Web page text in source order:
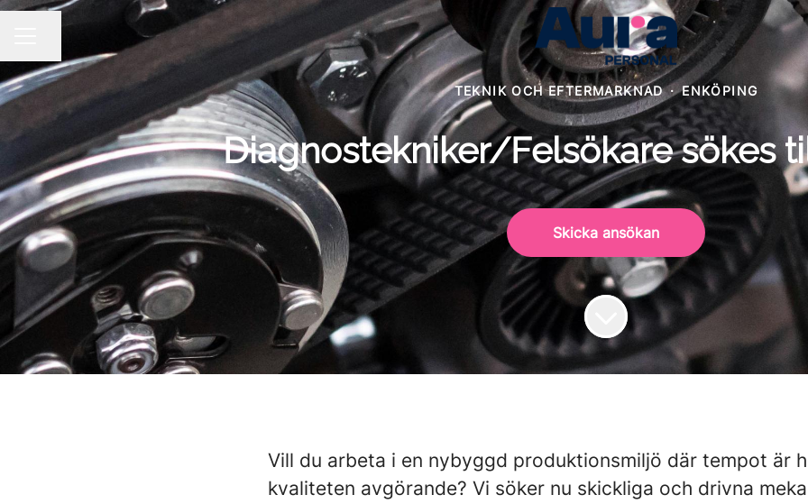
TEKNIK OCH EFTERMARKNAD · ENKÖPING
Diagnostekniker/Felsökare sökes
Skicka ansökan
Vill du arbeta i en nybyggd produktionsmiljö där tempot är
kvaliteten avgörande? Vi söker nu skickliga och drivna